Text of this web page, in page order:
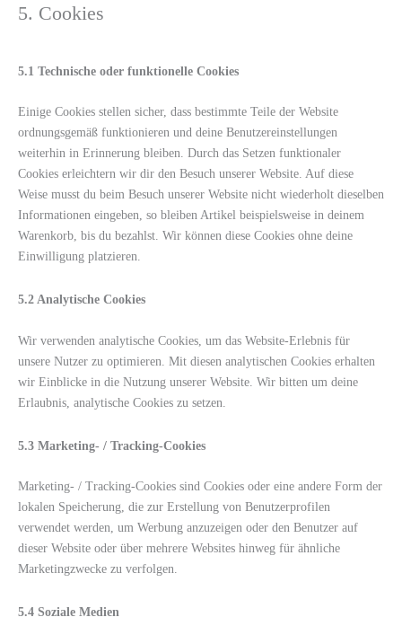
5. Cookies
5.1 Technische oder funktionelle Cookies
Einige Cookies stellen sicher, dass bestimmte Teile der Website
ordnungsgemäß funktionieren und deine Benutzereinstellungen
weiterhin in Erinnerung bleiben. Durch das Setzen funktionaler
Cookies erleichtern wir dir den Besuch unserer Website. Auf diese
Weise musst du beim Besuch unserer Website nicht wiederholt dieselben
Informationen eingeben, so bleiben Artikel beispielsweise in deinem
Warenkorb, bis du bezahlst. Wir können diese Cookies ohne deine
Einwilligung platzieren.
5.2 Analytische Cookies
Wir verwenden analytische Cookies, um das Website-Erlebnis für
unsere Nutzer zu optimieren. Mit diesen analytischen Cookies erhalten
wir Einblicke in die Nutzung unserer Website. Wir bitten um deine
Erlaubnis, analytische Cookies zu setzen.
5.3 Marketing- / Tracking-Cookies
Marketing- / Tracking-Cookies sind Cookies oder eine andere Form der
lokalen Speicherung, die zur Erstellung von Benutzerprofilen
verwendet werden, um Werbung anzuzeigen oder den Benutzer auf
dieser Website oder über mehrere Websites hinweg für ähnliche
Marketingzwecke zu verfolgen.
5.4 Soziale Medien